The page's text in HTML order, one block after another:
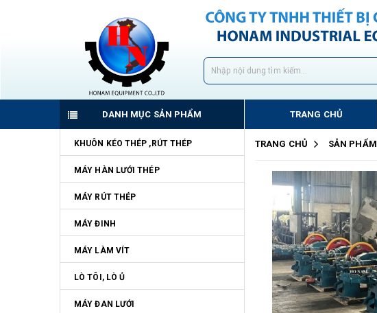
DANH MỤC SẢN PHẨM TRANG CHỦ
KHUÔN KÉO THÉP ,RÚT THÉP
MÁY HÀN LƯỚI THÉP
MÁY RÚT THÉP
MÁY ĐINH
MÁY LÀM VÍT
LÒ TÔI, LÒ Ủ
MÁY ĐAN LƯỚI
TRANG CHỦ SẢN PHẨM